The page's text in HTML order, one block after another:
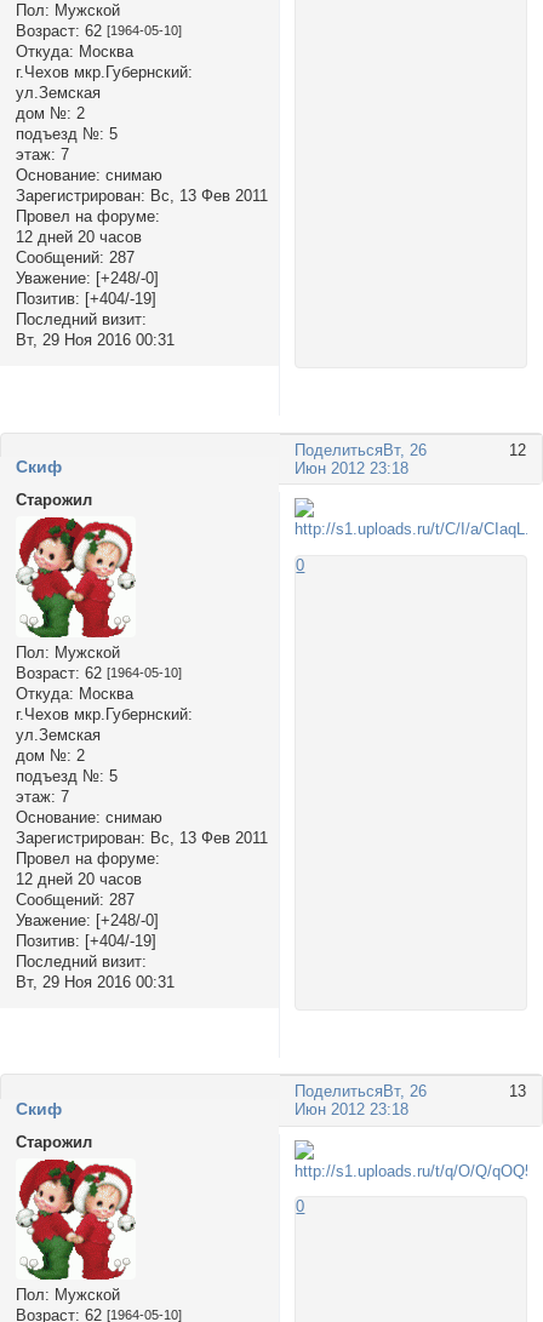
Пол: Мужской
Возраст: 62 [1964-05-10]
Откуда: Москва
г.Чехов мкр.Губернский:
ул.Земская
дом №: 2
подъезд №: 5
этаж: 7
Основание: снимаю
Зарегистрирован: Вс, 13 Фев 2011
Провел на форуме:
12 дней 20 часов
Сообщений: 287
Уважение: [+248/-0]
Позитив: [+404/-19]
Последний визит:
Вт, 29 Ноя 2016 00:31
Поделиться 12
Вт, 26
Июн 2012 23:18
Cкиф
Старожил
Пол: Мужской
Возраст: 62 [1964-05-10]
Откуда: Москва
г.Чехов мкр.Губернский:
ул.Земская
дом №: 2
подъезд №: 5
этаж: 7
Основание: снимаю
Зарегистрирован: Вс, 13 Фев 2011
Провел на форуме:
12 дней 20 часов
Сообщений: 287
Уважение: [+248/-0]
Позитив: [+404/-19]
Последний визит:
Вт, 29 Ноя 2016 00:31
0
Поделиться 13
Вт, 26
Июн 2012 23:18
Cкиф
Старожил
Пол: Мужской
Возраст: 62 [1964-05-10]
0